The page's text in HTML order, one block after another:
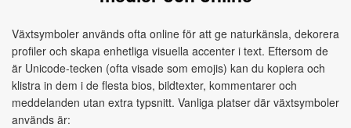
Växtsymboler används ofta online för att ge naturkänsla, dekorera
profiler och skapa enhetliga visuella accenter i text. Eftersom de
är Unicode-tecken (ofta visade som emojis) kan du kopiera och
klistra in dem i de flesta bios, bildtexter, kommentarer och
meddelanden utan extra typsnitt. Vanliga platser där växtsymboler
används är: